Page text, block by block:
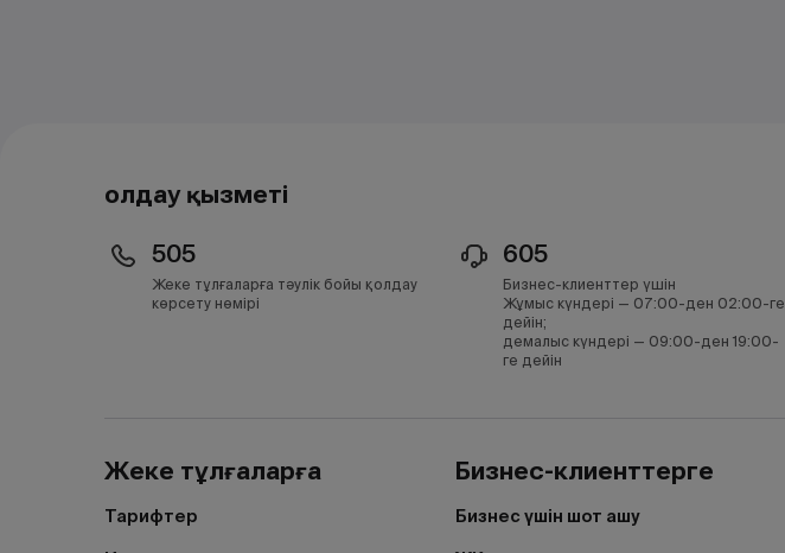
Қолдау қызметі
505
Жеке тұлғаларға тәулік бойы қолдау
көрсету нөмірі
605
Бизнес-клиенттер үшін
Жұмыс күндері — 07:00-ден 02:00-ге
дейін;
демалыс күндері — 09:00-ден 19:00-
ге дейін
Жеке тұлғаларға
Тарифтер
Бизнес-клиенттерге
Бизнес үшін шот ашу